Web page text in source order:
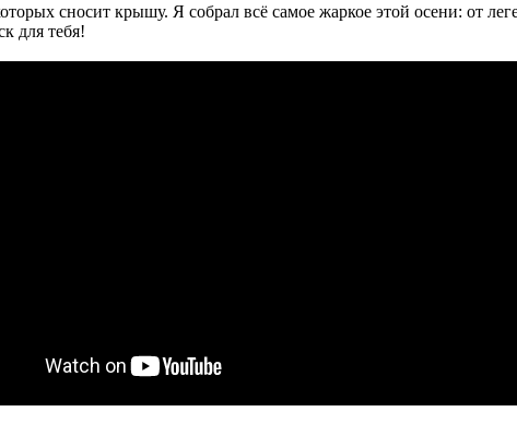
сносит крышу. Я собрал всё самое жаркое этой осени: от
для тебя!